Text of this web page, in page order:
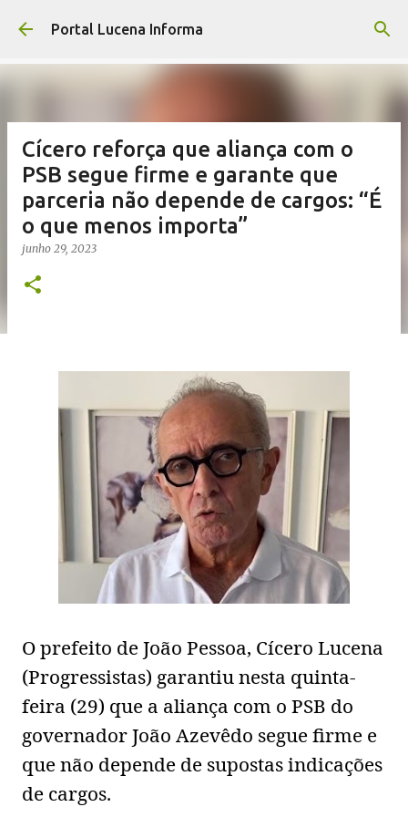
Pular para o conteúdo principal
Portal Lucena Informa
Cícero reforça que aliança com o
PSB segue firme e garante que
parceria não depende de cargos: “É
o que menos importa”
junho 29, 2023
O prefeito de João Pessoa, Cícero Lucena
(Progressistas) garantiu nesta quinta-
feira (29) que a aliança com o PSB do
governador João Azevêdo segue firme e
que não depende de supostas indicações
de cargos.